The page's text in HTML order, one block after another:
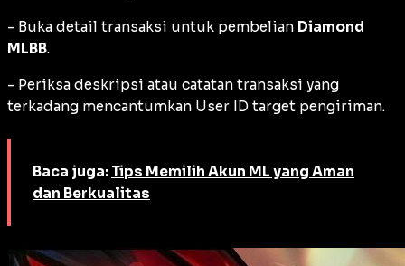
- Buka detail transaksi untuk pembelian Diamond
MLBB.
- Periksa deskripsi atau catatan transaksi yang
terkadang mencantumkan User ID target pengiriman.
Baca juga: Tips Memilih Akun ML yang Aman
dan Berkualitas